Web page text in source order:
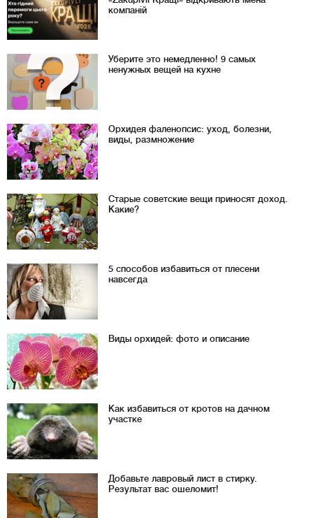
компаній
Уберите это немедленно! 9 самых
ненужных вещей на кухне
Орхидея фаленопсис: уход, болезни,
виды, размножение
Старые советские вещи приносят доход.
Какие?
5 способов избавиться от плесени
навсегда
Виды орхидей: фото и описание
Как избавиться от кротов на дачном
участке
Добавьте лавровый лист в стирку.
Результат вас ошеломит!